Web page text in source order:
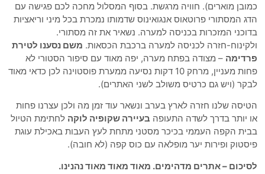
כמובן מוארים). חוויה מרגשת. בסוף המסלול מחכה לכם פגישה עם
הדג המסתורי פרוטאוס אנגואינוס שדמותו נמכרת בכל מיני וריאציות
בדוכני המזכרות בכניסה למערה. נשאיר את זה מסתורי.
ולקינוח-חזרה לכניסה למערה ברכבת הכסאות. משם נסענו לטירת
פרדימה – מצודה בפתח מערה, יפה מאוד עם סיפור הסטורי לא
פחות מעניין, מרחק 10 דקות נסיעה ממערת פוסטוינה לכן כדאי מאוד
לבקר (ויש גם כרטיס משולב לשני האתרים).
הטיסה שלנו חזרה לארץ בערב ונשאר עוד זמן מה ולכן עצרנו פחות
או יותר בדרך לשדה התעופה בעיירה שקופיה לוקה לחתימת הטיול
בבית הקפה העממי בכיכר מסטני מתחת לעץ העבות באכילת עוגת
פיסטוק ופירות יער מופלאה עם כוס קפה (לא חובה).
לסיכום – אתרים מדהימים. מאוד מאוד מאוד נהנינו.